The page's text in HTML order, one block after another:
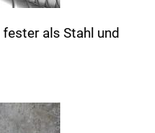
als Stahl und